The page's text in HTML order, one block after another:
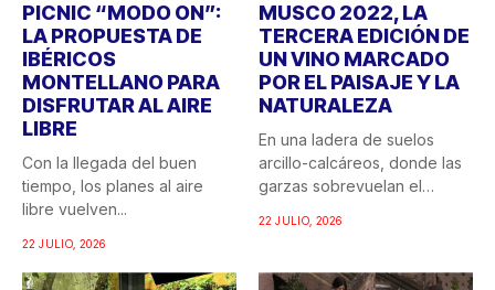
PICNIC “MODO ON”:
LA PROPUESTA DE
IBÉRICOS
MONTELLANO PARA
DISFRUTAR AL AIRE
LIBRE
Con la llegada del buen
tiempo, los planes al aire
libre vuelven...
22 JULIO, 2026
MUSCO 2022, LA
TERCERA EDICIÓN DE
UN VINO MARCADO
POR EL PAISAJE Y LA
NATURALEZA
En una ladera de suelos
arcillo-calcáreos, donde las
garzas sobrevuelan el
22 JULIO, 2026